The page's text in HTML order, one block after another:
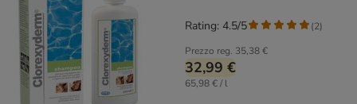
Prezzo reg. 35,38 €
32,99 €
65,98 € / l
Rating: 4.5/5 (2)